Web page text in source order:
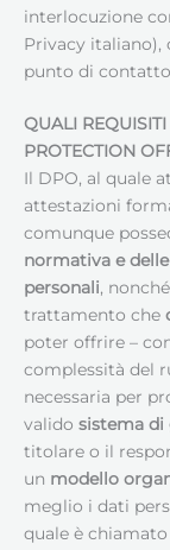
interlocuzione
Privacy italiano),
punto di contatto
QUALI
PROTECTION
Il DPO, al quale
attestazioni
comunque
normativa e
personali,
trattamento che
poter offrire –
complessità del
necessaria per
valido sistema di
titolare o il
un modello
meglio i dati
quale è